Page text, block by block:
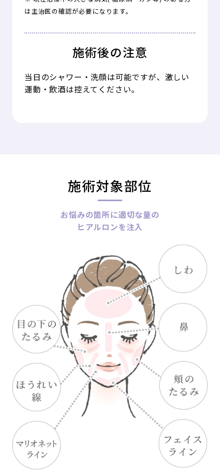
は主治医の確認が必要になります。
施術後の注意
当日のシャワー・洗顔は可能ですが、激しい
運動・飲酒は控えてください。
施術対象部位
お悩みの箇所に適切な量の
ヒアルロンを注入